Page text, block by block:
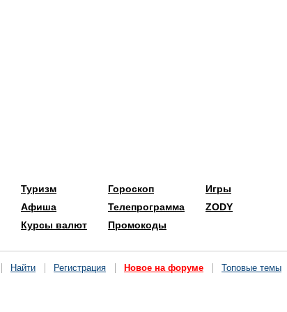
Туризм
Афиша
Курсы валют
Гороскоп
Телепрограмма
Промокоды
Игры
ZODY
Найти Регистрация Новое на форуме Топовые темы